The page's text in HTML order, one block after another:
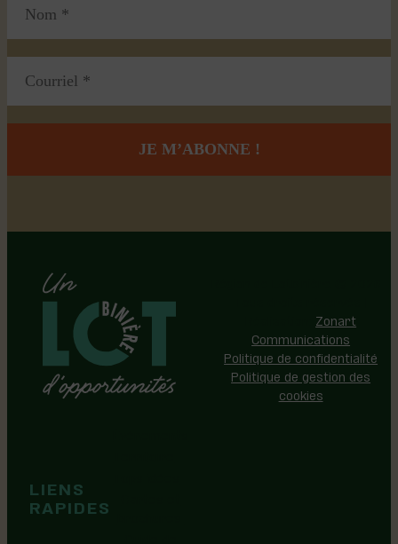
LIENS
RAPIDES
Zonart
Communications
Politique de confidentialité
Politique de gestion des
cookies